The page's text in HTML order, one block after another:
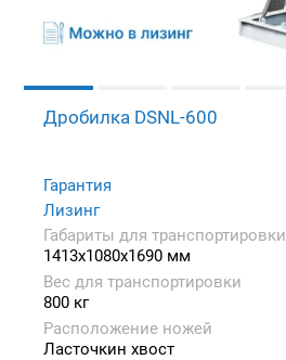
Дробилка DSNL-600
Гарантия
Лизинг
Габариты для транспортировки
1413x1080x1690 мм
Вес для транспортировки
800 кг
Расположение ножей
Ласточкин хвост